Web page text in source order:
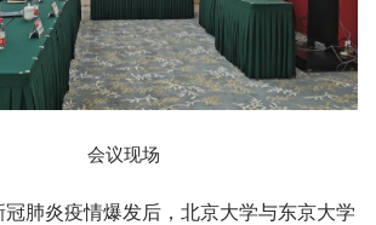
会议现场
肺炎疫情爆发后，北京大学与东京大学